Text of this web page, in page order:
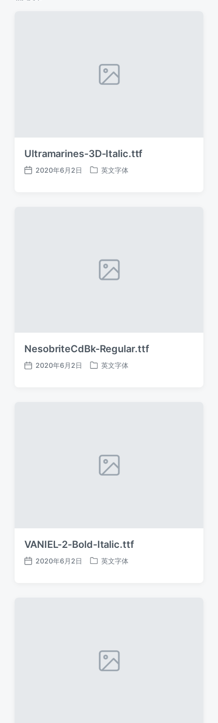
Ultramarines-3D-Italic.ttf
发
2020年6月2日
发
英文字体
NesobriteCdBk-Regular.ttf
发
2020年6月2日
发
英文字体
VANIEL-2-Bold-Italic.ttf
发
2020年6月2日
发
英文字体